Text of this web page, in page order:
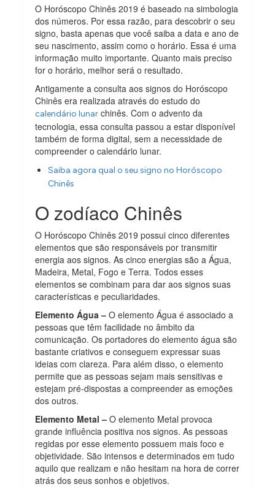
O Horóscopo Chinês 2019 é baseado na simbologia
dos números. Por essa razão, para descobrir o seu
signo, basta apenas que você saiba a data e ano de
seu nascimento, assim como o horário. Essa é uma
informação muito importante. Quanto mais preciso
for o horário, melhor será o resultado.
Antigamente a consulta aos signos do Horóscopo
Chinês era realizada através do estudo do
calendário lunar chinês. Com o advento da
tecnologia, essa consulta passou a estar disponível
também de forma digital, sem a necessidade de
compreender o calendário lunar.
Saiba agora qual o seu signo no Horóscopo
Chinês
O zodíaco Chinês
O Horóscopo Chinês 2019 possui cinco diferentes
elementos que são responsáveis por transmitir
energia aos signos. As cinco energias são a Água,
Madeira, Metal, Fogo e Terra. Todos esses
elementos se combinam para dar aos signos suas
características e peculiaridades.
Elemento Água – O elemento Água é associado a
pessoas que têm facilidade no âmbito da
comunicação. Os portadores do elemento água são
bastante criativos e conseguem expressar suas
ideias com clareza. Para além disso, o elemento
permite que as pessoas sejam mais sensitivas e
estejam pré-dispostas a compreender as emoções
dos outros.
Elemento Metal – O elemento Metal provoca
grande influência positiva nos signos. As pessoas
regidas por esse elemento possuem mais foco e
objetividade. São intensos e determinados em tudo
aquilo que realizam e não hesitam na hora de correr
atrás dos seus sonhos e objetivos.